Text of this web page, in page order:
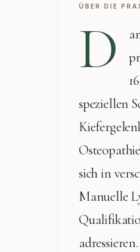
ÜBER DIE
D
speziellen
sich in
Manuelle